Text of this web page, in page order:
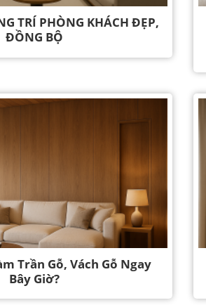
TRÍ PHÒNG KHÁCH ĐẸP,
ĐỒNG BỘ
Trần Gỗ, Vách Gỗ Ngay
Bây Giờ?